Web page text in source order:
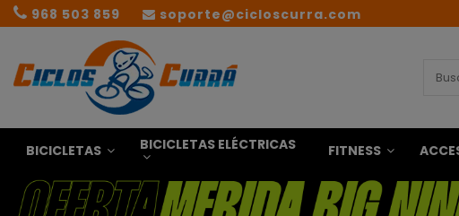
968 503 859 soporte@cicloscurra.com
BICICLETAS BICICLETAS ELÉCTRICAS FITNESS